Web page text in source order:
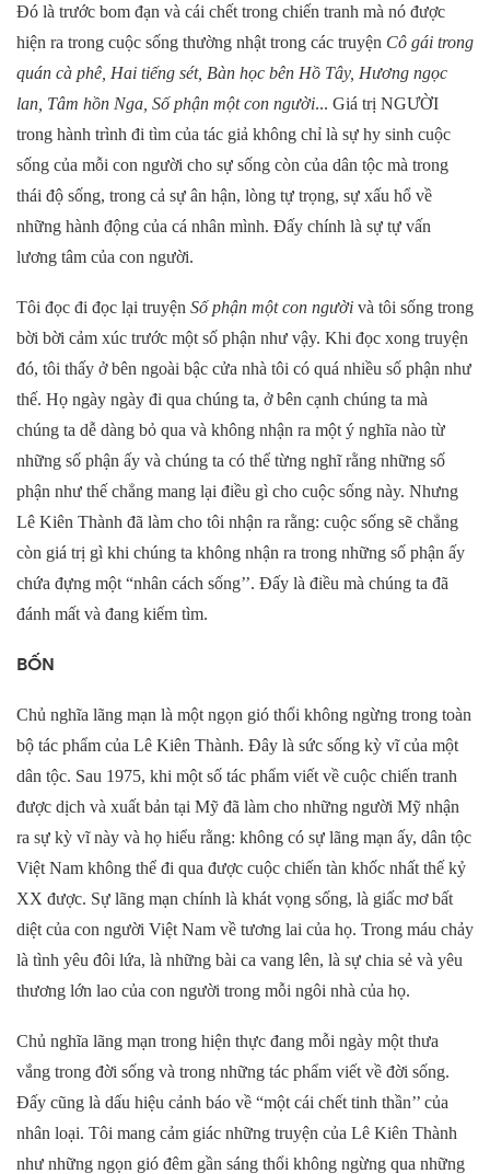
Đó là trước bom đạn và cái chết trong chiến tranh mà nó được
hiện ra trong cuộc sống thường nhật trong các truyện Cô gái trong
quán cà phê, Hai tiếng sét, Bàn học bên Hồ Tây, Hương ngọc
lan, Tâm hồn Nga, Số phận một con người... Giá trị NGƯỜI
trong hành trình đi tìm của tác giả không chỉ là sự hy sinh cuộc
sống của mỗi con người cho sự sống còn của dân tộc mà trong
thái độ sống, trong cả sự ân hận, lòng tự trọng, sự xấu hổ về
những hành động của cá nhân mình. Đấy chính là sự tự vấn
lương tâm của con người.
Tôi đọc đi đọc lại truyện Số phận một con người và tôi sống trong
bời bời cảm xúc trước một số phận như vậy. Khi đọc xong truyện
đó, tôi thấy ở bên ngoài bậc cửa nhà tôi có quá nhiều số phận như
thế. Họ ngày ngày đi qua chúng ta, ở bên cạnh chúng ta mà
chúng ta dễ dàng bỏ qua và không nhận ra một ý nghĩa nào từ
những số phận ấy và chúng ta có thể từng nghĩ rằng những số
phận như thế chẳng mang lại điều gì cho cuộc sống này. Nhưng
Lê Kiên Thành đã làm cho tôi nhận ra rằng: cuộc sống sẽ chẳng
còn giá trị gì khi chúng ta không nhận ra trong những số phận ấy
chứa đựng một “nhân cách sống’’. Đấy là điều mà chúng ta đã
đánh mất và đang kiếm tìm.
BỐN
Chủ nghĩa lãng mạn là một ngọn gió thổi không ngừng trong toàn
bộ tác phẩm của Lê Kiên Thành. Đây là sức sống kỳ vĩ của một
dân tộc. Sau 1975, khi một số tác phẩm viết về cuộc chiến tranh
được dịch và xuất bản tại Mỹ đã làm cho những người Mỹ nhận
ra sự kỳ vĩ này và họ hiểu rằng: không có sự lãng mạn ấy, dân tộc
Việt Nam không thể đi qua được cuộc chiến tàn khốc nhất thế kỷ
XX được. Sự lãng mạn chính là khát vọng sống, là giấc mơ bất
diệt của con người Việt Nam về tương lai của họ. Trong máu chảy
là tình yêu đôi lứa, là những bài ca vang lên, là sự chia sẻ và yêu
thương lớn lao của con người trong mỗi ngôi nhà của họ.
Chủ nghĩa lãng mạn trong hiện thực đang mỗi ngày một thưa
vắng trong đời sống và trong những tác phẩm viết về đời sống.
Đấy cũng là dấu hiệu cảnh báo về “một cái chết tinh thần’’ của
nhân loại. Tôi mang cảm giác những truyện của Lê Kiên Thành
như những ngọn gió đêm gần sáng thổi không ngừng qua những